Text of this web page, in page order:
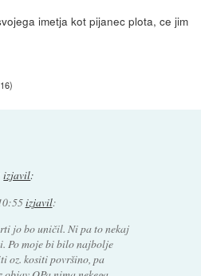
imetja kot pijanec plota, ce jim
)
izjavil:
izjavil:
jo bo uničil. Ni pa to nekaj
Po moje bi bilo najbolje
oz. kositi površino, pa